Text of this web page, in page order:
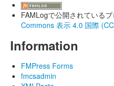
FAMLogで公開されている
Commons 表示 4.0 国際
Information
FMPress Forms
fmcsadmin